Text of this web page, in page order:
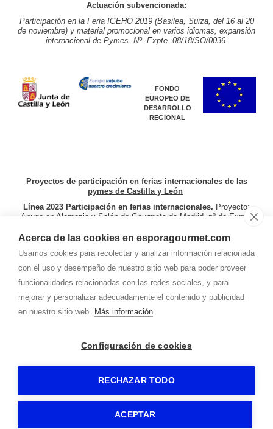
Acerca de las cookies en esporagourmet.com
Usamos cookies para recolectar y analizar información relacionada
con el uso y desempeño de nuestro sitio web para poder proveer
funcionalidades relacionadas con las redes sociales, y para
mejorar y personalizar adecuadamente el contenido y publicidad
en nuestro sitio web. Más información
Configuración de cookies
RECHAZAR TODO
ACEPTAR
Actuación subvencionada:
Participación en la Feria IGEHO 2019 (Basilea, Suiza, del 16 al 20
de noviembre) y material promocional en varios idiomas, expansión
internacional de Pymes. Nº. Expte. 08/18/SO/0036.
FONDO
EUROPEO DE
DESARROLLO
REGIONAL
Proyectos de participación en ferias internacionales de las
pymes de Castilla y León
Línea 2023 Participación en ferias internacionales. Proyecto:
Anuga en Alemania y Salón de Gourmets de Madrid. nº de Expte.
internacionales. Proyecto: Participación Salón Gourmets de
Madrid (España) del 22 al 25 de abril de 2024, CIBUS en Parma
(Italia) del 4 al 7 de mayo de 2024, Speciality Food and Fine Fair
en Londres (Reino Unido) y Sial París en París (Francia) del 19 al
23 de octubre de 2024. Nº Expte: 08F/24/SO0009.
Política de cookies- ByCiberPubli -